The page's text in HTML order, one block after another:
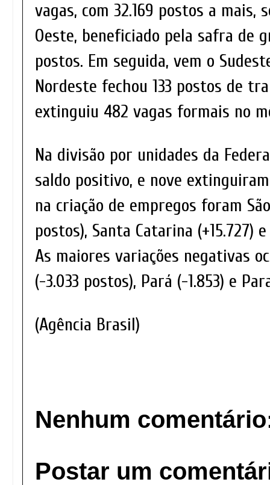
vagas, com 32.169 postos a mais,
Oeste, beneficiado pela safra de
postos. Em seguida, vem o
Nordeste fechou 133 postos de
extinguiu 482 vagas formais no
Na divisão por unidades da
saldo positivo, e nove
na criação de empregos foram
postos), Santa Catarina (+15.727)
As maiores variações negativas
(-3.033 postos), Pará (-1.853) e
(Agência Brasil)
Nenhum
Postar um